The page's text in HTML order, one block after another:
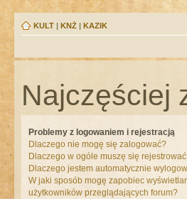
KULT | KNŻ | KAZIK
Najczęściej
Problemy z logowaniem i rejestracją
Dlaczego nie mogę się zalogować?
Dlaczego w ogóle muszę się
Dlaczego jestem automatycznie
W jaki sposób mogę zapobiec
użytkowników przeglądających forum?